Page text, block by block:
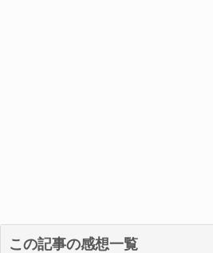
この記事の感想一覧